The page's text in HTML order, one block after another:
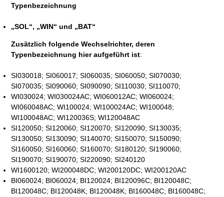
Typenbezeichnung
„SOL“, „WIN“ und „BAT“
Zusätzlich folgende Wechselrichter, deren
Typenbezeichnung hier aufgeführt ist:
SI030018; SI060017; SI060035; SI060050; SI070030;
SI070035; SI090060; SI090090; SI110030; SI110070;
WI030024; WI030024AC; WI060012AC; WI060024;
WI060048AC; WI100024; WI100024AC; WI100048;
WI100048AC; WI120036S; WI120048AC
SI120050; SI120060; SI120070; SI120090; SI130035;
SI130050; SI130090; SI140070; SI150070; SI150090;
SI160050; SI160060; SI160070; SI180120; SI190060;
SI190070; SI190070; SI220090; SI240120
WI1600120; WI200048DC; WI200120DC; WI200120AC
BI060024; BI060024; BI120024; BI120096C; BI120048C;
BI120048C; BI120048K; BI120048K; BI160048C; BI160048C;